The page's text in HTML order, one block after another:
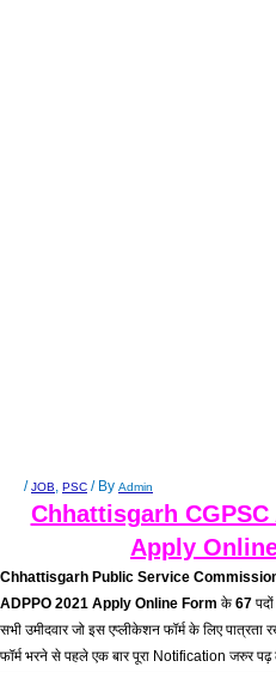
/JOB, PSC / By Admin
Chhattisgarh CGPSC
Apply
Chhattisgarh Public Service
ADPPO 2021 Apply Online Form के 67
सभी उमीदवार जो इस एप्लीकेशन फॉर्म के लिए
फॉर्म भरने से पहले एक बार पूरा Notification जरुर पढ़